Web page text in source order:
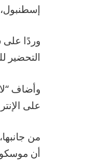
وردًا
التحضير
وأضاف
على
من
أن